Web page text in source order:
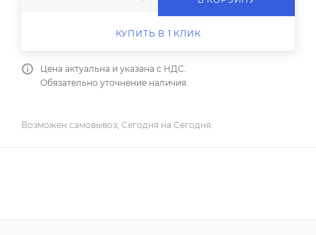
КУПИТЬ В 1 КЛИК
Цена актуальна и указана с НДС.
Обязательно уточнение наличия.
Возможен самовывоз, Сегодня на Сегодня.